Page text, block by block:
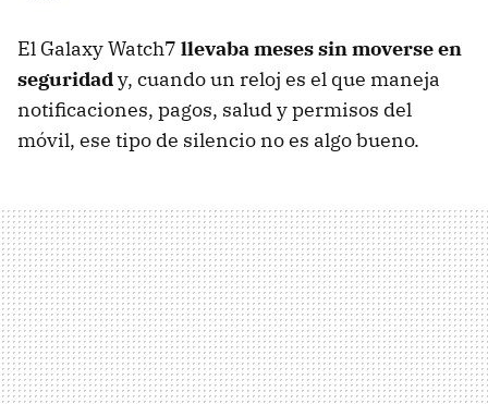
El Galaxy Watch7 llevaba meses sin moverse en
seguridady, cuando un reloj es el que maneja
notificaciones, pagos, salud y permisos del
móvil, ese tipo de silencio no es algo bueno.